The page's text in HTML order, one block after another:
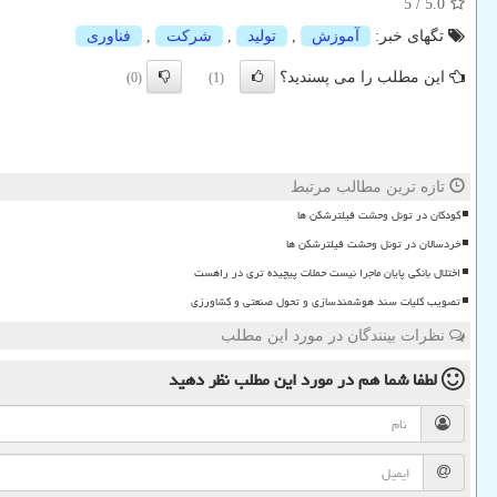
5.0
/
5
تگهای خبر:
آموزش , تولید , شركت , فناوری
این مطلب را می پسندید؟ (1)
(0)
تازه ترین مطالب مرتبط
کودکان در تونل وحشت فیلترشکن ها
خردسالان در تونل وحشت فیلترشکن ها
اختلال بانکی پایان ماجرا نیست حملات پیچیده تری در راهست
تصویب کلیات سند هوشمندسازی و تحول صنعتی و کشاورزی
نظرات بینندگان در مورد این مطلب
لطفا شما همدر مورد این مطلبنظر دهید